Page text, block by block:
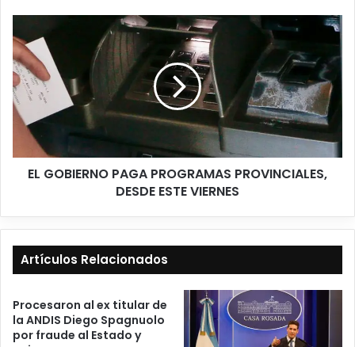
EL GOBIERNO PAGA PROGRAMAS PROVINCIALES,
DESDE ESTE VIERNES
Artículos Relacionados
Procesaron al ex titular de
la ANDIS Diego Spagnuolo
por fraude al Estado y